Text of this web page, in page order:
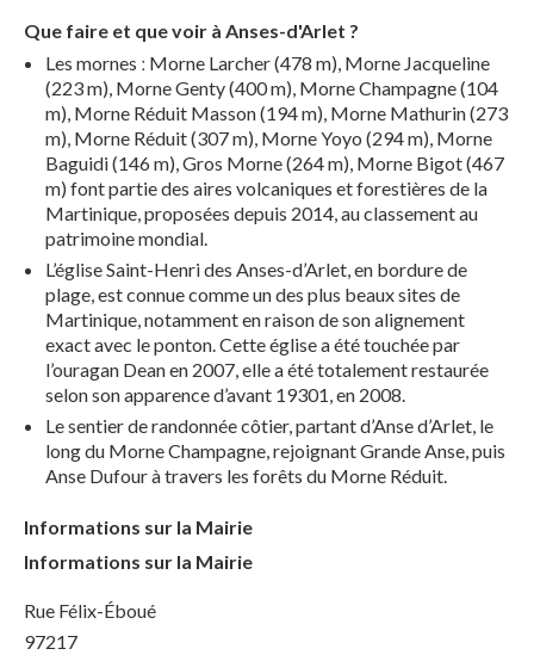
Que faire et que voir à Anses-d'Arlet ?
Les mornes ː Morne Larcher (478 m), Morne Jacqueline
(223 m), Morne Genty (400 m), Morne Champagne (104
m), Morne Réduit Masson (194 m), Morne Mathurin (273
m), Morne Réduit (307 m), Morne Yoyo (294 m), Morne
Baguidi (146 m), Gros Morne (264 m), Morne Bigot (467
m) font partie des aires volcaniques et forestières de la
Martinique, proposées depuis 2014, au classement au
patrimoine mondial.
L’église Saint-Henri des Anses-d’Arlet, en bordure de
plage, est connue comme un des plus beaux sites de
Martinique, notamment en raison de son alignement
exact avec le ponton. Cette église a été touchée par
l’ouragan Dean en 2007, elle a été totalement restaurée
selon son apparence d’avant 19301, en 2008.
Le sentier de randonnée côtier, partant d’Anse d’Arlet, le
long du Morne Champagne, rejoignant Grande Anse, puis
Anse Dufour à travers les forêts du Morne Réduit.
Informations sur la Mairie
Informations sur la Mairie
Rue Félix-Éboué
97217